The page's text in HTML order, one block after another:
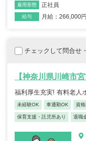
雇用形態 正社員
給与 月給：266,000
チェックして問合せ
【神奈川県川崎市
福利厚生充実! 有料老人
未経験OK 車通勤OK 資
保育支援・託児所あり 退職